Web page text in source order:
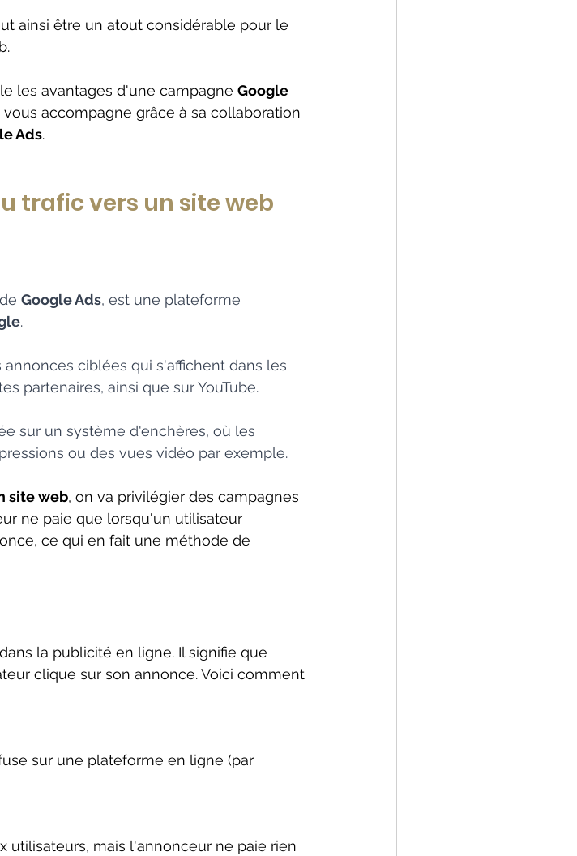
ainsi être un atout considérable pour le
les avantages d'une campagne Google
vous accompagne grâce à sa collaboration
Ads.
trafic vers un site web
Google Ads, est une plateforme
.
ciblées qui s'affichent dans les
partenaires, ainsi que sur YouTube.
sur un système d'enchères, où les
ou des vues vidéo par exemple.
site web, on va privilégier des campagnes
ne paie que lorsqu'un utilisateur
ce qui en fait une méthode de
la publicité en ligne. Il signifie que
clique sur son annonce. Voici comment
sur une plateforme en ligne (par
utilisateurs, mais l'annonceur ne paie rien